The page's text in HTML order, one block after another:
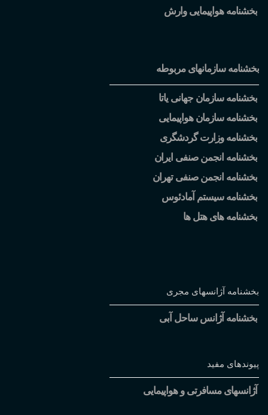
بخشنامه هواپیمایی وارش
بخشنامه سازمانهای مربوطه
بخشنامه سازمان جهانی یاتا
بخشنامه سازمان هواپیمایی
بخشنامه وزارت گردشگری
بخشنامه انجمن صنفی ایران
بخشنامه انجمن صنفی تهران
بخشنامه سیستم آمادئوس
بخشنامه های هتل ها
بخشنامه آژانسهای مجری
بخشنامه آژانس ساحل آبی
پیوندهای مفید
آژانسهای مسافرتی و هواپیمایی